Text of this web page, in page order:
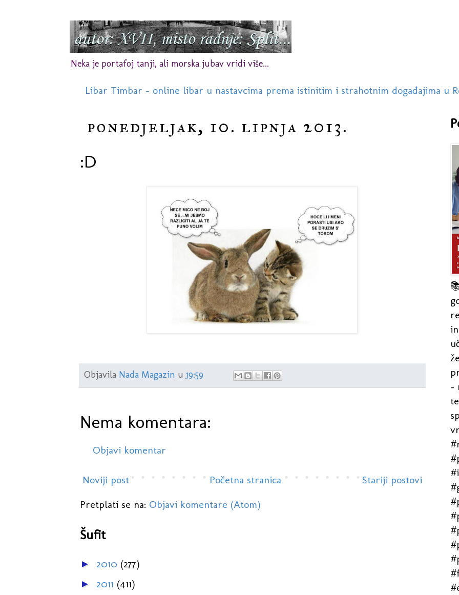
Neka je portafoj tanji, ali morska jubav vridi više...
Libar Timbar - online libar u nastavcima prema istinitim i strahotnim događajima u
ponedjeljak, 10. lipnja 2013.
:D
Objavila Nada Magazin u 19:59
Nema komentara:
Objavi komentar
Noviji post Stariji postovi
Početna stranica
Pretplati se na: Objavi komentare (Atom)
Šufit
► 2010 (277)
► 2011 (411)
-